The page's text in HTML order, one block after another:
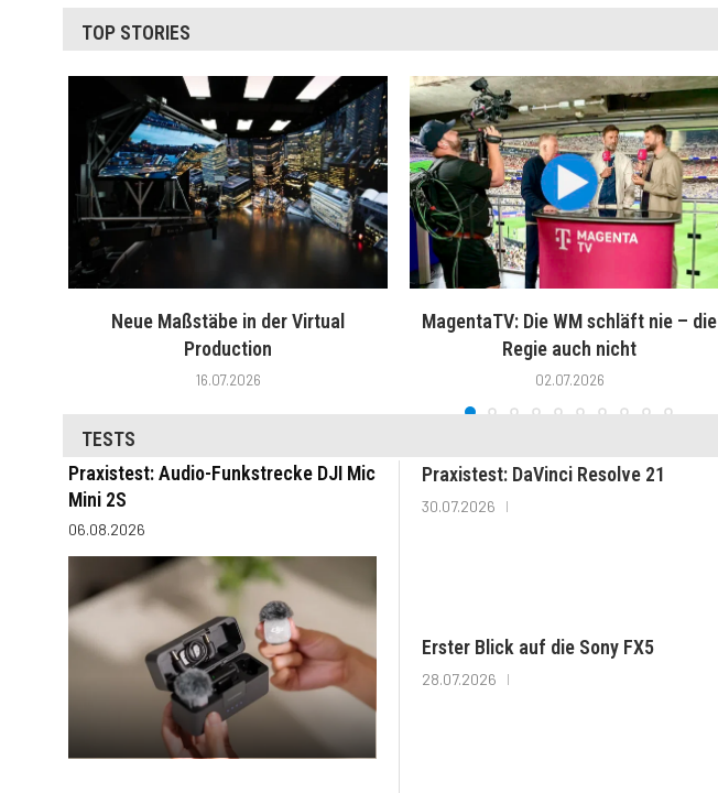
TOP STORIES
Neue Maßstäbe in der Virtual
Production
16.07.2026
MagentaTV: Die WM schläft nie – die
Regie auch nicht
02.07.2026
TESTS
Praxistest: Audio-Funkstrecke DJI Mic
Mini 2S
06.08.2026
Praxistest: DaVinci Resolve 21
30.07.2026
Erster Blick auf die Sony FX5
28.07.2026